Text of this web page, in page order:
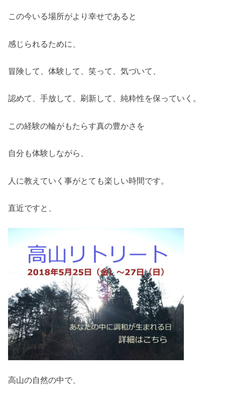
この今いる場所がより幸せであると
感じられるために、
冒険して、体験して、笑って、気づいて、
認めて、手放して、刷新して、純粋性を保っていく。
この経験の輪がもたらす真の豊かさを
自分も体験しながら、
人に教えていく事がとても楽しい時間です。
直近ですと、
高山の自然の中で、